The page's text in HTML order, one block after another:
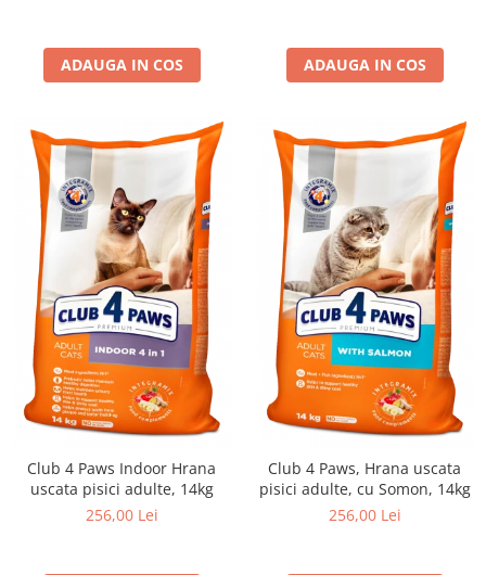
ADAUGA IN COS ADAUGA IN COS
Club 4 Paws Indoor Hrana
uscata pisici adulte, 14kg
256,00 Lei
Club 4 Paws, Hrana uscata
pisici adulte, cu Somon, 14kg
256,00 Lei